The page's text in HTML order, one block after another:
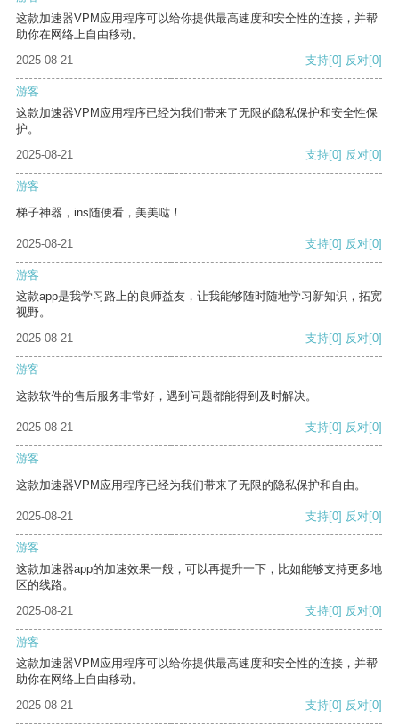
这款加速器VPM应用程序可以给你提供最高速度和安全性的连接，并帮
助你在网络上自由移动。
2025-08-21
支持[0] 反对[0]
游客
这款加速器VPM应用程序已经为我们带来了无限的隐私保护和安全性保
护。
2025-08-21
支持[0] 反对[0]
游客
梯子神器，ins随便看，美美哒！
2025-08-21 支持[0] 反对[0]
游客
这款app是我学习路上的良师益友，让我能够随时随地学习新知识，拓宽
视野。
2025-08-21
支持[0] 反对[0]
游客
这款软件的售后服务非常好，遇到问题都能得到及时解决。
2025-08-21 支持[0] 反对[0]
游客
这款加速器VPM应用程序已经为我们带来了无限的隐私保护和自由。
2025-08-21 支持[0] 反对[0]
游客
这款加速器app的加速效果一般，可以再提升一下，比如能够支持更多地
区的线路。
2025-08-21
支持[0] 反对[0]
游客
这款加速器VPM应用程序可以给你提供最高速度和安全性的连接，并帮
助你在网络上自由移动。
2025-08-21
支持[0] 反对[0]